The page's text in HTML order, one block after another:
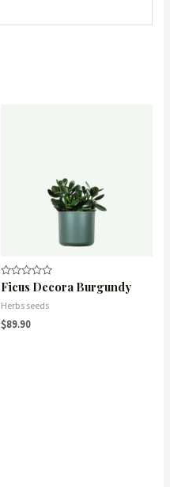
Rated
0
out
5
Ficus Decora Burgundy
Herbs seeds
$89.90